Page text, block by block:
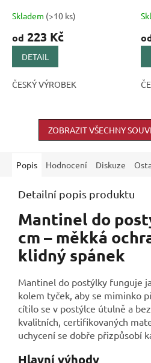
Skladem (>10 ks)
od 223 Kč
DETAIL
ČESKÝ VÝROBEK
ZOBRAZIT VŠECHNY
Popis Hodnocení Diskuze
Detailní popis produktu
Mantinel do
cm – měkká
klidný spánek
Mantinel do postýlky funguje
kolem tyček, aby se miminko
cítilo se v postýlce útulně a
kvalitních, certifikovaných
uchycení se dobře přizpůsobí
Hlavní výhody